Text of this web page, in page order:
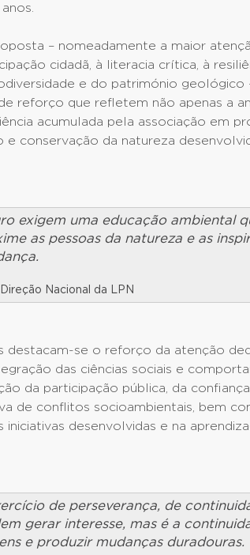
– nomeadamente a maior
cidadã, à literacia crítica, à
e do património geológico
reforço que refletem não apenas a
acumulada pela associação em
e conservação da natureza
exigem uma educação ambiental
as pessoas da natureza e as
Nacional da LPN
destacam-se o reforço da atenção
das ciências sociais e
da participação pública, da confiança
de conflitos socioambientais, bem
desenvolvidas e na
de perseverança, de
gerar interesse, mas é a
e produzir mudanças duradouras.